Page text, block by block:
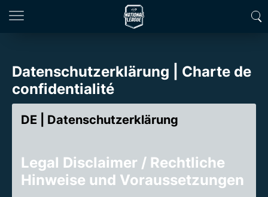
Datenschutzerklärung | Charte de
confidentialité
DE | Datenschutzerklärung
Legal Disclaimer / Rechtliche
Hinweise und Voraussetzungen